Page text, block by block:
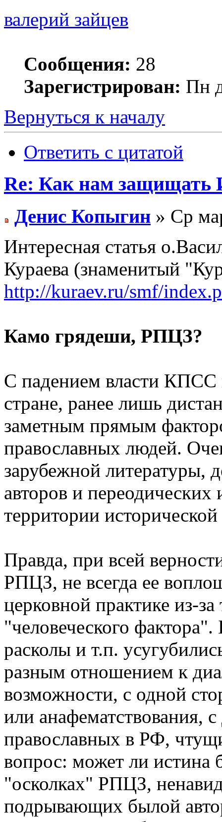
валерий зайцев
Сообщения: 28
Зарегистрирован: Пн
Вернуться к началу
Ответить с цитатой
Re: Как нам защищать
Денис Копыгин » Ср
Интересная статья
Кураева (знаменитый
http://kuraev.ru/smf/
Камо грядеши, РПЦЗ?
С падением власти
стране, ранее лишь
заметным прямым
православных людей.
зарубежной литературы,
авторов и
территории
Правда, при всей
РПЦЗ, не всегда ее
церковной практике из-
"человеческого
расколы и т.п.
разным отношением к
возможности, с одной
или анафематствования,
православных в РФ,
вопрос: может ли истина
"осколках" РПЦЗ,
подрывающих былой